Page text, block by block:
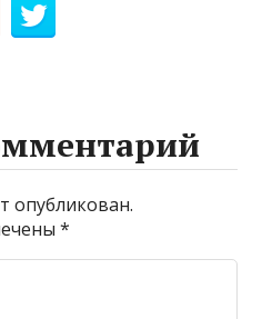
опубликован.
*